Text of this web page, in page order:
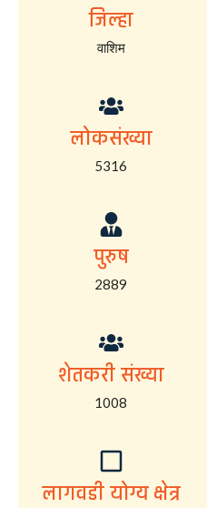
जिल्हा
वाशिम
लोकसंख्या
5316
पुरुष
2889
शेतकरी संख्या
1008
लागवडी योग्य क्षेत्र